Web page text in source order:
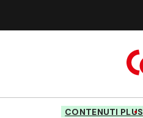
CONTENUTI PLUS